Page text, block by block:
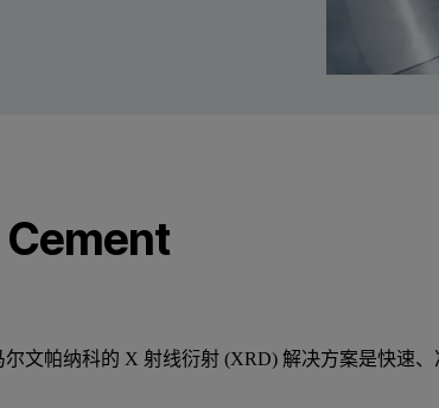
Cement
文帕纳科的 X 射线衍射 (XRD) 解决方案是快速